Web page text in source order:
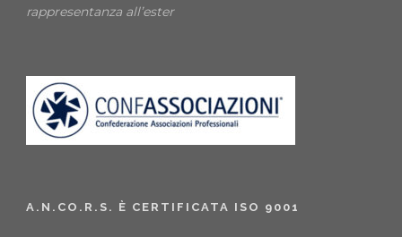
rappresentanza all’ester
A.N.CO.R.S. È CERTIFICATA ISO 9001